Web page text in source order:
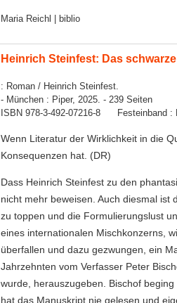
Maria Reichl | biblio
Heinrich Steinfest: Das
: Roman / Heinrich Steinfest.
- München : Piper, 2025. - 239 Seiten
ISBN 978-3-492-07216-8 Festeinband :
Wenn Literatur der Wirklichkeit in die
Konsequenzen hat. (DR)
Dass Heinrich Steinfest zu den
nicht mehr beweisen. Auch diesmal ist
zu toppen und die Formulierungslust
eines internationalen Mischkonzerns,
überfallen und dazu gezwungen, ein
Jahrzehnten vom Verfasser Peter
wurde, herauszugeben. Bischof
hat das Manuskript nie gelesen und